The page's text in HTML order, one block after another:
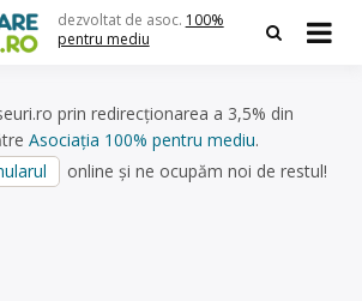
dezvoltat de asoc. 100%
pentru mediu
prin redirecționarea a 3,5% din
Asociația 100% pentru mediu.
online și ne ocupăm noi de restul!